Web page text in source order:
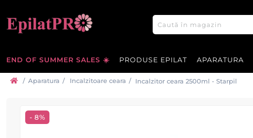
END OF SUMMER SALES ☀️ PRODUSE EPILAT APARATURA
/ Aparatura / Incalzitoare ceara / Incalzitor ceara 2500ml - Starpil
- 8%